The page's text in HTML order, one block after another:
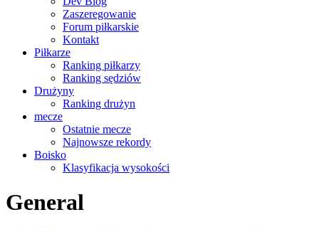
Zaszeregowanie
Forum piłkarskie
Kontakt
Piłkarze
Ranking piłkarzy
Ranking sędziów
Drużyny
Ranking drużyn
mecze
Ostatnie mecze
Najnowsze rekordy
Boisko
Klasyfikacja wysokości
General